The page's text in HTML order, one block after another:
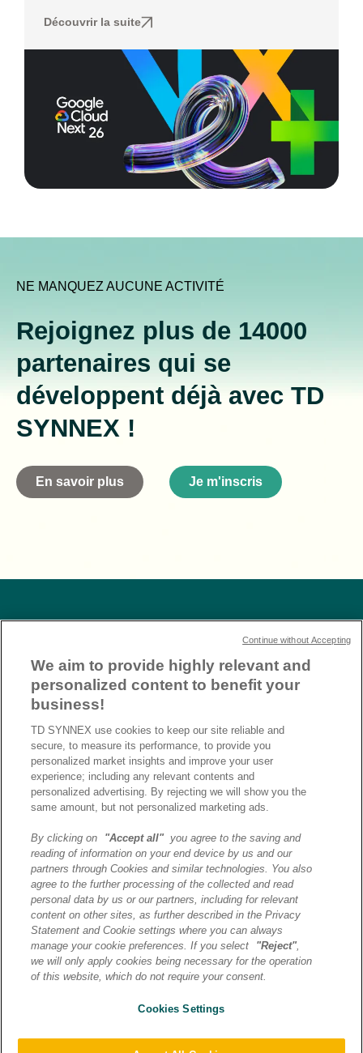
Découvrir la suite
NE MANQUEZ AUCUNE ACTIVITÉ
Rejoignez plus de 14000
partenaires qui se
développent déjà avec TD
SYNNEX !
En savoir plus Je m'inscris
Nos partenaires
Cas d’usage
Nos événements
Le Mag IA
Rejoignez plus de 14 000
partenaires qui se
développent déjà avec TD
We aim to provide highly relevant and
personalized content to benefit your
business!
TD SYNNEX use cookies to keep our site reliable and
secure, to measure its performance, to provide you
personalized market insights and improve your user
experience; including any relevant contents and
personalized advertising. By rejecting we will show you the
same amount, but not personalized marketing ads.
By clicking on "Accept all"you agree to the saving and
reading of information on your end device by us and our
partners through Cookies and similar technologies. You also
agree to the further processing of the collected and read
personal data by us or our partners, including for relevant
content on other sites, as further described in the Privacy
Statement and Cookie settings where you can always
manage your cookie preferences. If you select
"Reject",
we will only apply cookies being necessary for the operation
of this website, which do not require your consent.
Cookies Settings
Continue without Accepting